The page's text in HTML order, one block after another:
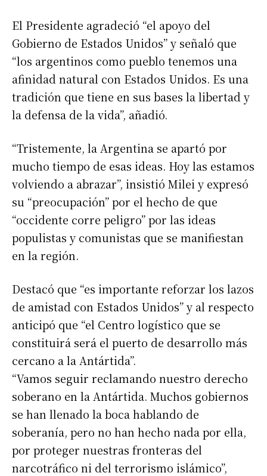
El Presidente agradeció “el apoyo del
Gobierno de Estados Unidos” y señaló que
“los argentinos como pueblo tenemos una
afinidad natural con Estados Unidos. Es una
tradición que tiene en sus bases la libertad y
la defensa de la vida”, añadió.
“Tristemente, la Argentina se apartó por
mucho tiempo de esas ideas. Hoy las estamos
volviendo a abrazar”, insistió Milei y expresó
su “preocupación” por el hecho de que
“occidente corre peligro” por las ideas
populistas y comunistas que se manifiestan
en la región.
Destacó que “es importante reforzar los lazos
de amistad con Estados Unidos” y al respecto
anticipó que “el Centro logístico que se
constituirá será el puerto de desarrollo más
cercano a la Antártida”.
“Vamos seguir reclamando nuestro derecho
soberano en la Antártida. Muchos gobiernos
se han llenado la boca hablando de
soberanía, pero no han hecho nada por ella,
por proteger nuestras fronteras del
narcotráfico ni del terrorismo islámico”,